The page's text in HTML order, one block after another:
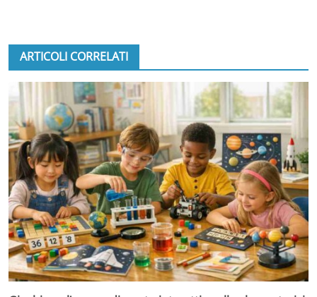
ARTICOLI CORRELATI